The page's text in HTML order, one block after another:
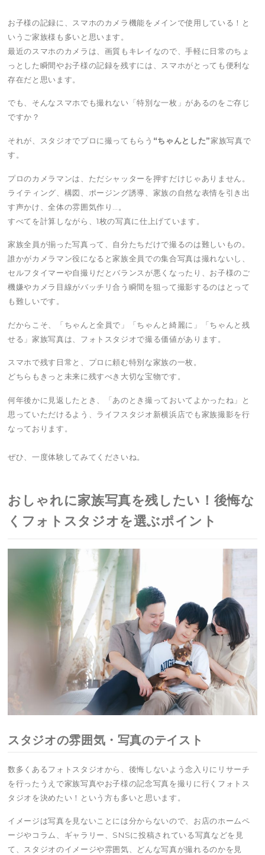
お子様の記録に、スマホのカメラ機能をメインで使用している！と
いうご家族様も多いと思います。
最近のスマホのカメラは、画質もキレイなので、手軽に日常のちょ
っとした瞬間やお子様の記録を残すには、スマホがとっても便利な
存在だと思います。
でも、そんなスマホでも撮れない「特別な一枚」があるのをご存じ
ですか？
それが、スタジオでプロに撮ってもらう “ちゃんとした”家族写真で
す。
プロのカメラマンは、ただシャッターを押すだけじゃありません。
ライティング、構図、ポージング誘導、家族の自然な表情を引き出
す声かけ、全体の雰囲気作り…。
すべてを計算しながら、1枚の写真に仕上げています。
家族全員が揃った写真って、自分たちだけで撮るのは難しいもの。
誰かがカメラマン役になると家族全員での集合写真は撮れないし、
セルフタイマーや自撮りだとバランスが悪くなったり、お子様のご
機嫌やカメラ目線がバッチリ合う瞬間を狙って撮影するのはとって
も難しいです。
だからこそ、「ちゃんと全員で」「ちゃんと綺麗に」「ちゃんと残
せる」家族写真は、フォトスタジオで撮る価値があります。
スマホで残す日常と、プロに頼む特別な家族の一枚。
どちらもきっと未来に残すべき大切な宝物です。
何年後かに見返したとき、「あのとき撮っておいてよかったね」と
思っていただけるよう、ライフスタジオ新横浜店でも家族撮影を行
なっております。
ぜひ、一度体験してみてくださいね。
おしゃれに家族写真を残したい！後悔な
くフォトスタジオを選ぶポイント
スタジオの雰囲気・写真のテイスト
数多くあるフォトスタジオから、後悔しないよう念入りにリサーチ
を行ったうえで家族写真やお子様の記念写真を撮りに行くフォトス
タジオを決めたい！という方も多いと思います。
イメージは写真を見ないことには分からないので、お店のホームペ
ージやコラム、ギャラリー、SNSに投稿されている写真などを見
て、スタジオのイメージや雰囲気、どんな写真が撮れるのかを見